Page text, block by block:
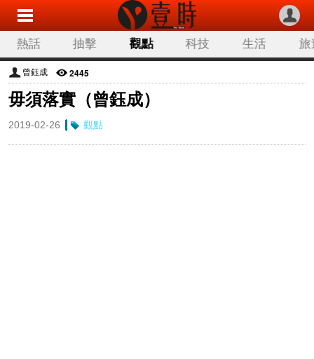
熱話 抽擊 觀點 科技 生活 旅
曾鈺成 2445
毋須落實（曾鈺成）
2019-02-26 觀點